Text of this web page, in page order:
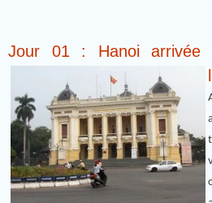
Jour 01 : Hanoi arrivée